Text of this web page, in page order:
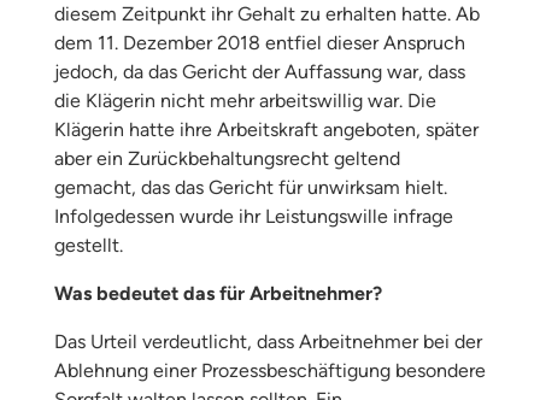
diesem Zeitpunkt ihr Gehalt zu erhalten hatte. Ab
dem 11. Dezember 2018 entfiel dieser Anspruch
jedoch, da das Gericht der Auffassung war, dass
die Klägerin nicht mehr arbeitswillig war. Die
Klägerin hatte ihre Arbeitskraft angeboten, später
aber ein Zurückbehaltungsrecht geltend
gemacht, das das Gericht für unwirksam hielt.
Infolgedessen wurde ihr Leistungswille infrage
gestellt.
Was bedeutet das für Arbeitnehmer?
Das Urteil verdeutlicht, dass Arbeitnehmer bei der
Ablehnung einer Prozessbeschäftigung besondere